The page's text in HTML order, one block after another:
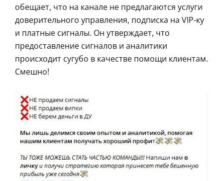
обещает, что на канале не предлагаются услуги
доверительного управления, подписка на VIP-ку
и платные сигналы. Он утверждает, что
предоставление сигналов и аналитики
происходит сугубо в качестве помощи клиентам.
Смешно!